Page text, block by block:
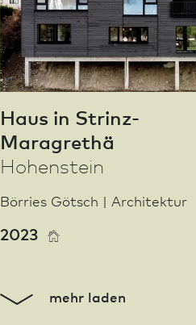
Haus in Strinz-
Maragrethä
Hohenstein
Börries Götsch | Archi­tektur
2023
mehr laden